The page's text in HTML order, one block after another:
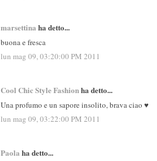
marsettina ha detto...
buona e fresca
lun mag 09, 03:20:00 PM 2011
Cool Chic Style Fashionha detto...
Una profumo e un sapore insolito, brava ciao ♥
lun mag 09, 03:22:00 PM 2011
Paola ha detto...